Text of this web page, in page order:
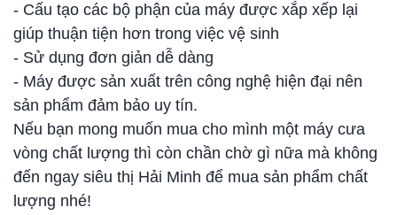
- Cấu tạo các bộ phận của máy được xắp xếp lại
giúp thuận tiện hơn trong việc vệ sinh
- Sử dụng đơn giản dễ dàng
- Máy được sản xuất trên công nghệ hiện đại nên
sản phẩm đảm bảo uy tín.
Nếu bạn mong muốn mua cho mình một máy cưa
vòng chất lượng thì còn chần chờ gì nữa mà không
đến ngay siêu thị Hải Minh để mua sản phẩm chất
lượng nhé!